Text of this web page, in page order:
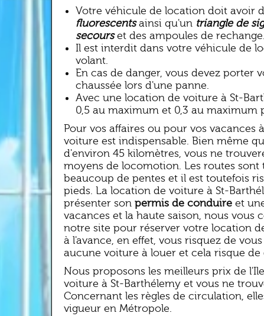
Votre véhicule de location doit avoir
fluorescentsainsi qu'un triangle de
secourset des ampoules de rechange.
Il est interdit dans votre véhicule de
volant.
En cas de danger, vous devez porter
chaussée lors d'une panne.
Avec une location de voiture à St-
0,5 au maximum et 0,3 au maximum
Pour vos affaires ou pour vos vacances
voiture est indispensable. Bien même
d'environ 45 kilomètres, vous ne
moyens de locomotion. Les routes sont
beaucoup de pentes et il est toutefois
pieds. La location de voiture à St-
présenter son permis de conduire et
vacances et la haute saison, nous vous
notre site pour réserver votre location
à l'avance, en effet, vous risquez de
aucune voiture à louer et cela risque de
Nous proposons les meilleurs prix de
voiture à St-Barthélemy et vous ne
Concernant les règles de circulation,
vigueur en Métropole.